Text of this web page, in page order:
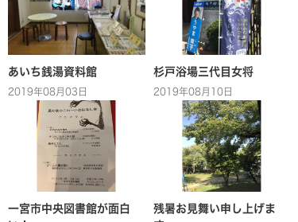
あいち銭湯資料館
2019年08月03日
杉戸浴場三代目女将
2019年08月10日
一宮市中央図書館が面白
残暑お見舞い申し上げま